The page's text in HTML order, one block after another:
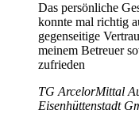
Das persönliche
konnte mal richtig
gegenseitige
meinem Betreuer
zufrieden
TG ArcelorMittal
Eisenhüttenstadt